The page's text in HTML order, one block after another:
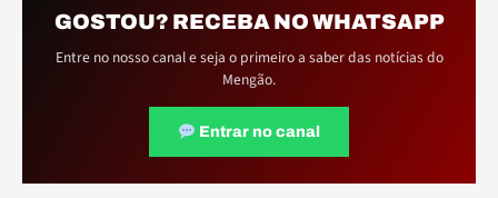
GOSTOU? RECEBA NO WHATSAPP
Entre no nosso canal e seja o primeiro a saber das notícias do
Mengão.
Entrar no canal